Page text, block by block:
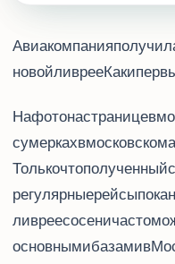
Авиакомпания Utair
новой ливрее. Как и первый, это
На фото на странице Travel.ru в
сумерках в московском
Только что полученный
регулярные рейсы пока
ливрее с осени VQ-BQQ
основными базами Utair в